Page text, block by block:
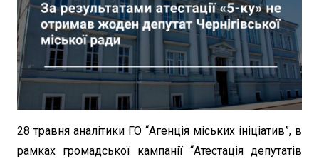
28 травня аналітики ГО “Агенція міських ініціатив”, в
рамках громадської кампанії “Атестація депутатів